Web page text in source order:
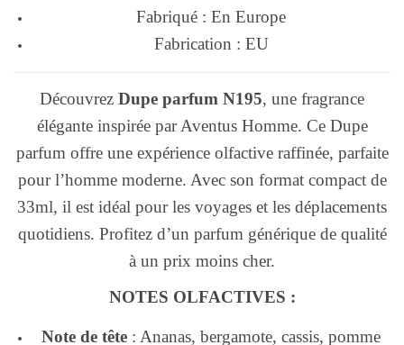
Fabriqué : En Europe
Fabrication : EU
Découvrez Dupe parfum N195, une fragrance
élégante inspirée par Aventus Homme. Ce Dupe
parfum offre une expérience olfactive raffinée, parfaite
pour l’homme moderne. Avec son format compact de
33ml, il est idéal pour les voyages et les déplacements
quotidiens. Profitez d’un parfum générique de qualité
à un prix moins cher.
NOTES OLFACTIVES :
Note de tête : Ananas, bergamote, cassis, pomme